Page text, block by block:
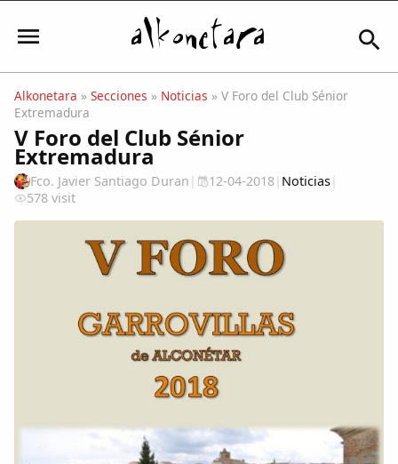
Iniciar sesión
Mi Cuenta
El Tiempo
Actualidad
Alkonetara » Secciones » Noticias » V Foro del Club Sénior
Extremadura
V Foro del Club Sénior
Extremadura
Fco. Javier Santiago Duran | 12-04-2018| Noticias|
578 visit